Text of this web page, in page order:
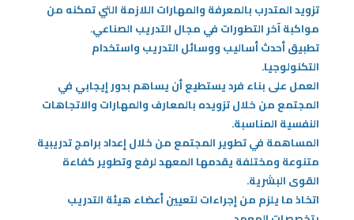
تزويد المتدرب بالمعرفة والمهارات اللازمة التي تمكنه من
مواكبة آخر التطورات في مجال التدريب الصناعي.
تطبيق أحدث أساليب ووسائل التدريب واستخدام
التكنولوجيا.
العمل على بناء فرد يستطيع أن يساهم بدور إيجابي في
المجتمع من خلال تزويده بالمعارف والمهارات والاتجاهات
النفسية المناسبة.
المساهمة في تطوير المجتمع من خلال إعداد برامج تدريبية
متنوعة ومختلفة يقدمها المعهد لرفع وتطوير كفاءة
القوى البشرية.
اتخاذ ما يلزم من إجراءات لتعيين أعضاء هيئة التدريب